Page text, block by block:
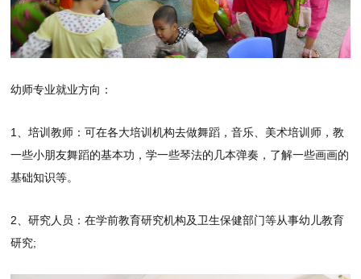
幼师专业就业方向：
1、培训教师：可在各大培训机构去做舞蹈，音乐、美术培训师，教
一些小朋友舞蹈的基本功，学一些琴法的几本弹奏，了解一些画画的
基础知识等。
2、研究人员：在学前教育研究机构及卫生保健部门等从事幼儿教育
研究;